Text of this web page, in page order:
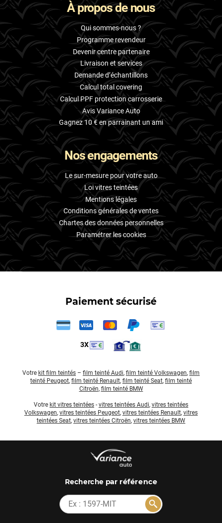
Skoda
Smart
Ssangyong
Subaru
Suzuki
Tata
Tesla
Toyota
Volkswagen
Volvo
Xpeng
À propos de nous
Qui sommes-nous ?
Programme revendeur
Devenir centre partenaire
Livraison et services
Demande d’échantillons
Calcul total covering
Calcul PPF protection carrosserie
Avis Variance Auto
Gagnez 10 € en parrainant un ami
Nos engagements
Le sur-mesure pour votre auto
Loi vitres teintées
Mentions légales
Conditions générales de ventes
Chartes des données personnelles
Paramétrer les cookies
Paiement sécurisé
3X
Votre kit film teintés – film teinté Audi, film teinté Volkswagen, film
teinté Peugeot, film teinté Renault, film teinté Seat, film teinté
Citroën, film teinté BMW
Votre kit vitres teintées - vitres teintées Audi, vitres teintées
Volkswagen, vitres teintées Peugeot, vitres teintées Renault, vitres
teintées Seat, vitres teintées Citroën, vitres teintées BMW
Recherchepar référence